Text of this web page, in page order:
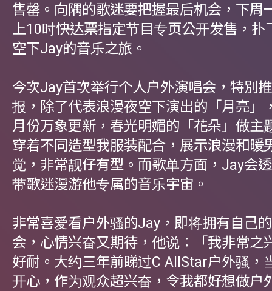
售罄。向隅的歌迷要把握最后机会，下周
上10时快达票指定节目专页公开发售，扑
空下Jay的音乐之旅。
今次Jay首次举行个人户外演唱会，特別
报，除了代表浪漫夜空下演出的「月亮」
月份万象更新，春光明媚的「花朵」做主
穿着不同造型我服装配合，展示浪漫和暖
觉，非常靓仔有型。而歌单方面，Jay会
带歌迷漫游他专属的音乐宇宙。
非常喜爱看户外骚的Jay，即将拥有自己
会，心情兴奋又期待，他说：「我非常之
好耐。大约三年前睇过C AllStar户外骚，
开心，作为观众超兴奋，令我都好想做户